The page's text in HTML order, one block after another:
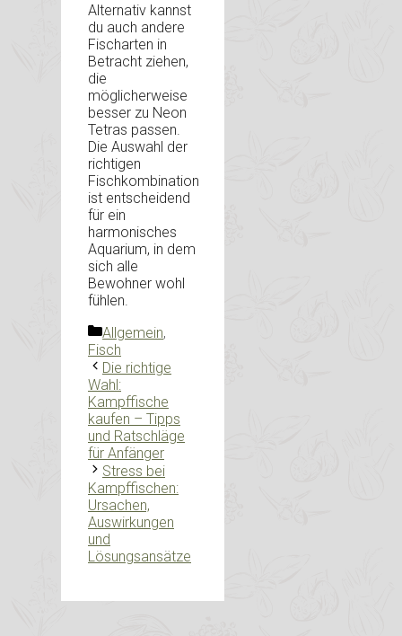
Alternativ kannst
du auch andere
Fischarten in
Betracht ziehen,
die
möglicherweise
besser zu Neon
Tetras passen.
Die Auswahl der
richtigen
Fischkombination
ist entscheidend
für ein
harmonisches
Aquarium, in dem
sich alle
Bewohner wohl
fühlen.
Kategorien
Allgemein,
Fisch
Die richtige
Wahl:
Kampffische
kaufen – Tipps
und Ratschläge
für Anfänger
Stress bei
Kampffischen:
Ursachen,
Auswirkungen
und
Lösungsansätze